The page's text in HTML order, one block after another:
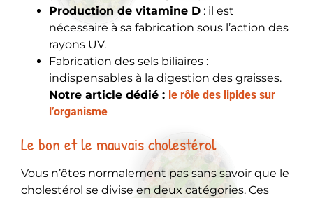
Production de vitamine D : il est
nécessaire à sa fabrication sous l’action des
rayons UV.
Fabrication des sels biliaires :
indispensables à la digestion des graisses.
Notre article dédié : le rôle des lipides sur
l’organisme
Le bon et le mauvais cholestérol
Vous n’êtes normalement pas sans savoir que le
cholestérol se divise en deux catégories. Ces